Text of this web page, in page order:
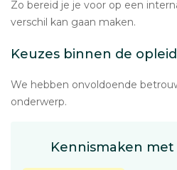
Zo bereid je je voor op een
verschil kan gaan maken.
Keuzes binnen de
We hebben onvoldoende
onderwerp.
Kennismaken